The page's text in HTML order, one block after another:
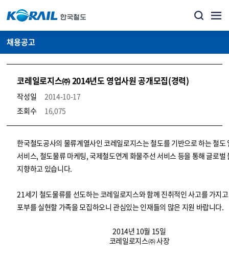
채용공고
코레일로지스㈜ 2014년도 영업사원 공개모집(경력)
작성일
2014-10-17
조회수
16,075
코레일소개_경영공시_채용공고 상세보기 – 내용, 파일, 담당자 연락처로 구성
한국철도공사의 물류계열사인 코레일로지스는 철도를 기반으로 하는 철도
서비스, 철도물류 마케팅, 국제철도연계 화물주선 서비스 등을 통해 글로벌
지향하고 있습니다.
21세기 철도물류를 선도하는 코레일로지스와 함께 진취적인 사고를 가지
포부를 실현할 가족을 모집하오니 관심있는 인재들의 많은 지원 바랍니다.
2014년 10월 15일
코레일로지스㈜ 사장